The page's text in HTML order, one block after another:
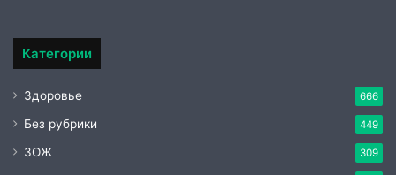
Категории
Здоровье 666
Без рубрики 449
ЗОЖ 309